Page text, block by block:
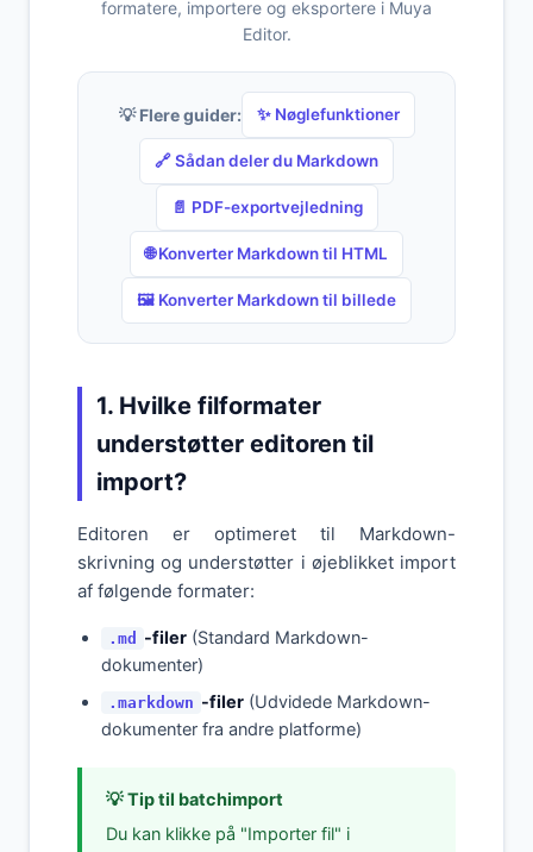
formatere, importere og eksportere i Muya
Editor.
💡 Flere guider: ✨ Nøglefunktioner
🔗 Sådan deler du Markdown
📄 PDF-exportvejledning
🌐 Konverter Markdown til HTML
🖼️ Konverter Markdown til billede
1. Hvilke filformater
understøtter editoren til
import?
Editoren er optimeret til Markdown-
skrivning og understøtter i øjeblikket import
af følgende formater:
.md -filer (Standard Markdown-
dokumenter)
.markdown -filer (Udvidede Markdown-
dokumenter fra andre platforme)
💡 Tip til batchimport
Du kan klikke på "Importer fil" i